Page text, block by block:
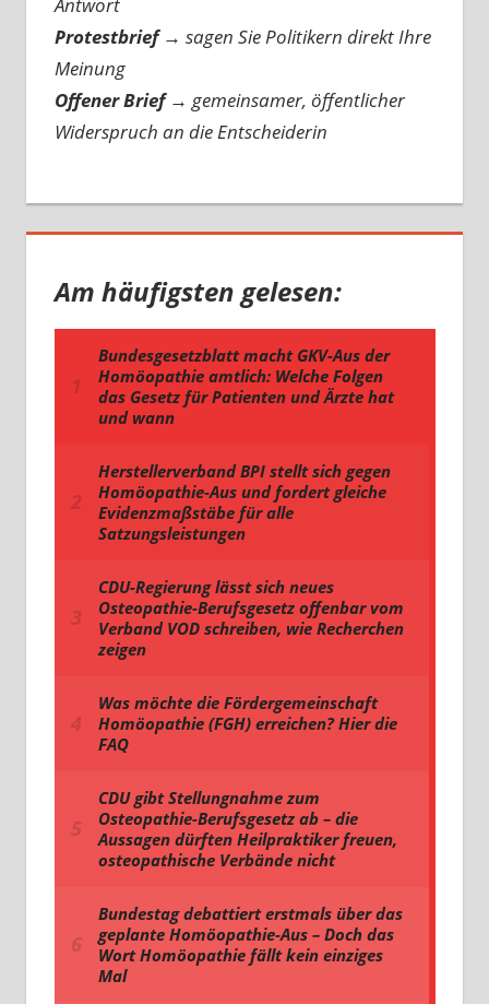
Antwort
Protestbrief → sagen Sie Politikern direkt Ihre
Meinung
Offener Brief → gemeinsamer, öffentlicher
Widerspruch an die Entscheiderin
Am häufigsten gelesen: